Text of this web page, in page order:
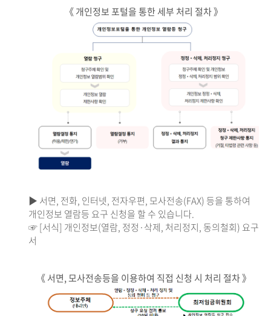
《 개인정보 포털을 통한 세부 처리 절차 》
▶ 서면, 전화, 인터넷, 전자우편, 모사전송(FAX) 등을 통하여
개인정보 열람등 요구 신청을 할 수 있습니다.
☞ [서식] 개인정보(열람, 정정·삭제, 처리정지, 동의철회) 요구
서
《 서면, 모사전송등을 이용하여 직접 신청 시 처리 절차 》